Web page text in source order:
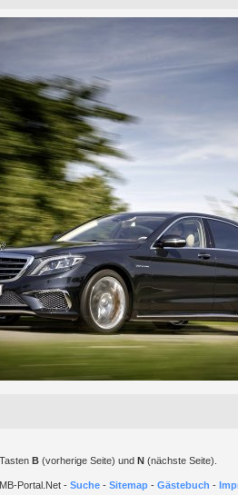
B (vorherige Seite) und N (nächste Seite).
Portal.Net - Suche - Sitemap - Gästebuch -